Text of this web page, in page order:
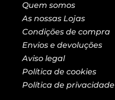
Quem somos
As nossas Lojas
Condições de compra
Envios e devoluções
Aviso legal
Política de cookies
Política de privacidade